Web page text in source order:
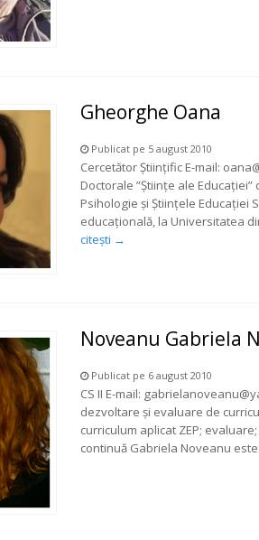
Gheorghe Oana
Publicat pe 5 august 2010
Cercetător Științific E-mail:
Doctorale ”Știinţe ale
Psihologie şi Ştiinţele Educaţiei
educațională, la Universitatea
citești →
Noveanu Gabriela
Publicat pe 6 august 2010
CS II E-mail:
dezvoltare și evaluare de
curriculum aplicat ZEP;
continuă Gabriela Noveanu